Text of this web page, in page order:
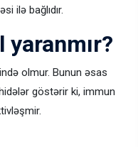
ilə bağlıdır.
yaranmır?
olmur. Bunun əsas
göstərir ki, immun